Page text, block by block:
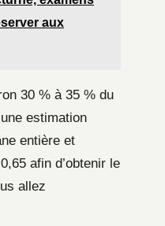
aux
30 % à 35 % du
estimation
entière et
afin d’obtenir le
allez